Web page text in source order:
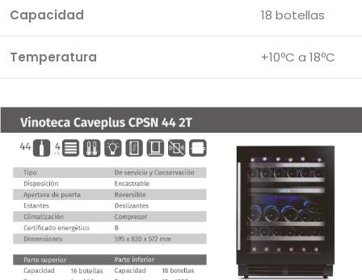
Capacidad 18 botellas
Temperatura +10ºC a 18ºC